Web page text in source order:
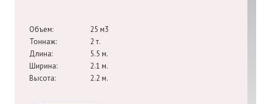
Объем:
25 м3
Тоннаж:
2 т.
Длина:
5.5 м.
Ширина:
2.1 м.
Высота:
2.2 м.